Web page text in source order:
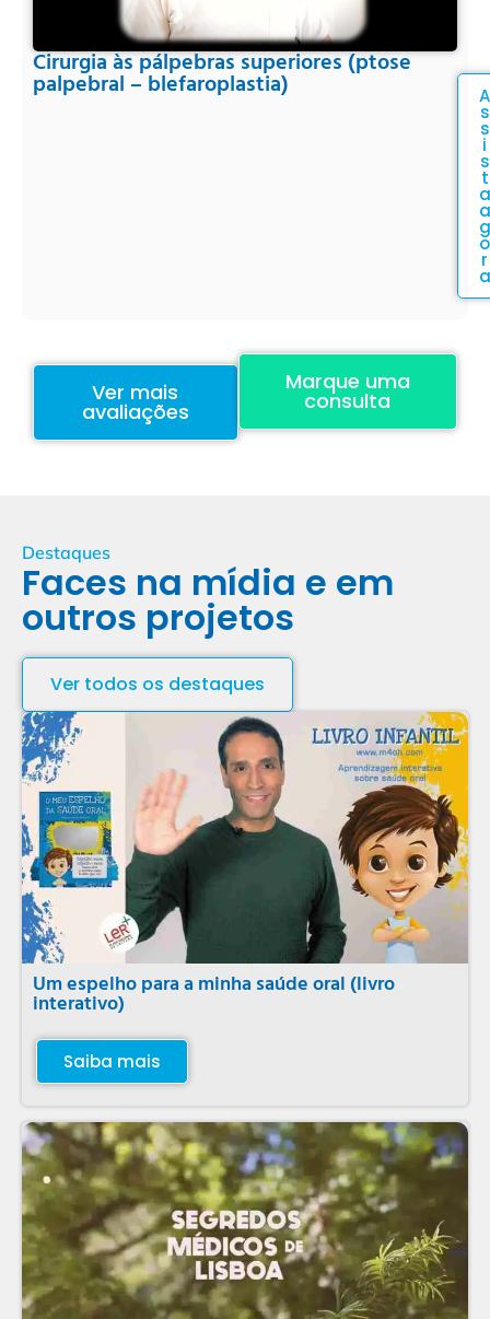
Cirurgia às pálpebras superiores (ptose
palpebral – blefaroplastia) A
s
s
i
s
t
a
a
g
o
r
a
Ver mais
avaliações
Marque uma
consulta
Destaques
Faces na mídia e em
outros projetos
Ver todos os destaques
Um espelho para a minha saúde oral (livro
interativo)
Saiba mais